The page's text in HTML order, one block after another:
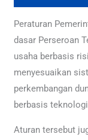
Peraturan
dasar Perseroan
usaha berbasis
menyesuaikan
perkembangan
berbasis
Aturan tersebut